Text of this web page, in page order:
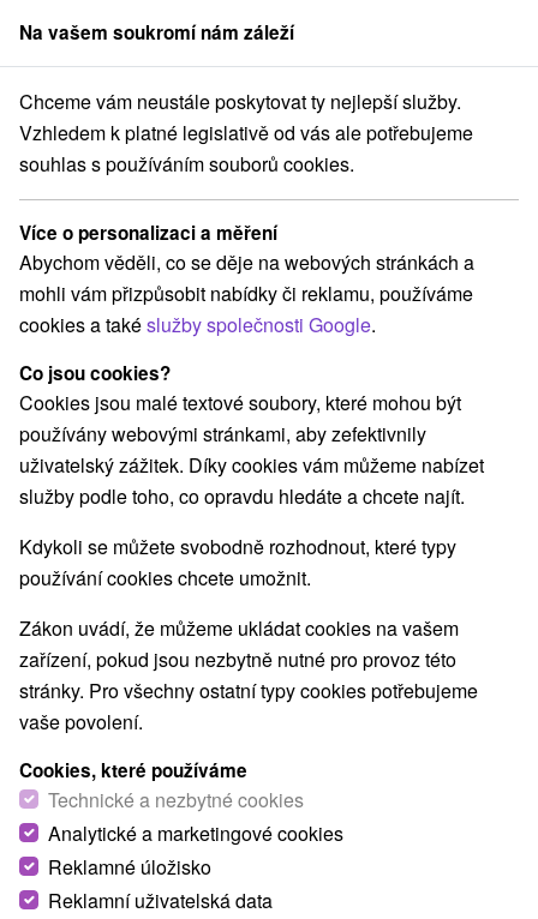
člen skupinySorger
Slovensko Banskobystrický kraj Bystrá Zrub Ďurík Valaská
Zrub Ďurík Valaská
Bystrá
Rezervovat přes booking
REZERVACE A VÝBĚR POBYTU
Kontaktujte přímo ubytovatele.
Navigovat do místa
O ZAŘÍZENÍ VYBAVENÍ
Na vašem soukromí nám záleží
Chceme vám neustále poskytovat ty nejlepší služby.
Vzhledem k platné legislativě od vás ale potřebujeme
souhlas s používáním souborů cookies.
Více o personalizaci a měření
Abychom věděli, co se děje na webových stránkách a
mohli vám přizpůsobit nabídky či reklamu, používáme
cookies a takéslužby společnosti Google.
Co jsou cookies?
Cookies jsou malé textové soubory, které mohou být
používány webovými stránkami, aby zefektivnily
uživatelský zážitek. Díky cookies vám můžeme nabízet
služby podle toho, co opravdu hledáte a chcete najít.
Kdykoli se můžete svobodně rozhodnout, které typy
používání cookies chcete umožnit.
Zákon uvádí, že můžeme ukládat cookies na vašem
zařízení, pokud jsou nezbytně nutné pro provoz této
stránky. Pro všechny ostatní typy cookies potřebujeme
vaše povolení.
Cookies, které používáme
Technické a nezbytné cookies
Analytické a marketingové cookies
Reklamné úložisko
Reklamní uživatelská data